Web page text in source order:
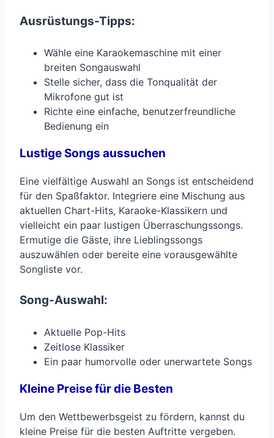
Ausrüstungs-Tipps:
Wähle eine Karaokemaschine mit einer
breiten Songauswahl
Stelle sicher, dass die Tonqualität der
Mikrofone gut ist
Richte eine einfache, benutzerfreundliche
Bedienung ein
Lustige Songs aussuchen
Eine vielfältige Auswahl an Songs ist entscheidend
für den Spaßfaktor. Integriere eine Mischung aus
aktuellen Chart-Hits, Karaoke-Klassikern und
vielleicht ein paar lustigen Überraschungssongs.
Ermutige die Gäste, ihre Lieblingssongs
auszuwählen oder bereite eine vorausgewählte
Songliste vor.
Song-Auswahl:
Aktuelle Pop-Hits
Zeitlose Klassiker
Ein paar humorvolle oder unerwartete Songs
Kleine Preise für die Besten
Um den Wettbewerbsgeist zu fördern, kannst du
kleine Preise für die besten Auftritte vergeben.